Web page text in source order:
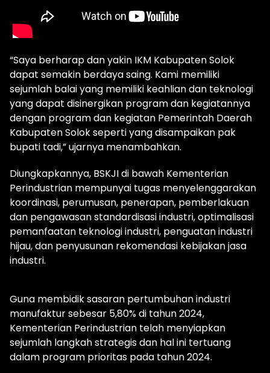
“Saya berharap dan yakin IKM Kabupaten Solok
dapat semakin berdaya saing. Kami memiliki
sejumlah balai yang memiliki keahlian dan teknologi
yang dapat disinergikan program dan kegiatannya
dengan program dan kegiatan Pemerintah Daerah
Kabupaten Solok seperti yang disampaikan pak
bupati tadi,” ujarnya menambahkan.
Diungkapkannya, BSKJI di bawah Kementerian
Perindustrian mempunyai tugas menyelenggarakan
koordinasi, perumusan, penerapan, pemberlakuan
dan pengawasan standardisasi industri, optimalisasi
pemanfaatan teknologi industri, penguatan industri
hijau, dan penyusunan rekomendasi kebijakan jasa
industri.
Guna membidik sasaran pertumbuhan industri
manufaktur sebesar 5,80% di tahun 2024,
Kementerian Perindustrian telah menyiapkan
sejumlah langkah strategis dan hal ini tertuang
dalam program prioritas pada tahun 2024.